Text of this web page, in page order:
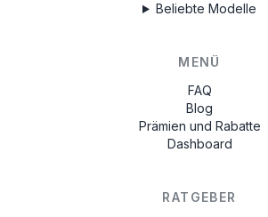
Beliebte Modelle
MENÜ
FAQ
Blog
Prämien und Rabatte
Dashboard
RATGEBER